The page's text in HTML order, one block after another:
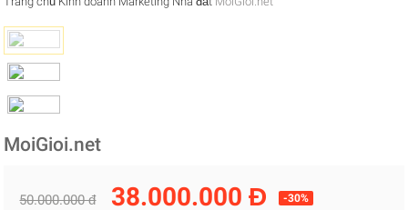
MoiGioi.net
50.000.000 đ 38.000.000 Đ -30%